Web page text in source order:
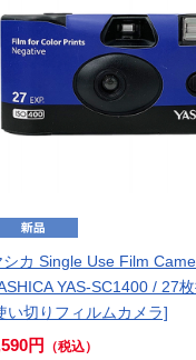
シカ Single Use Film
YAS-SC1400 / 27枚
い切りフィルムカメラ]
円
（税込）